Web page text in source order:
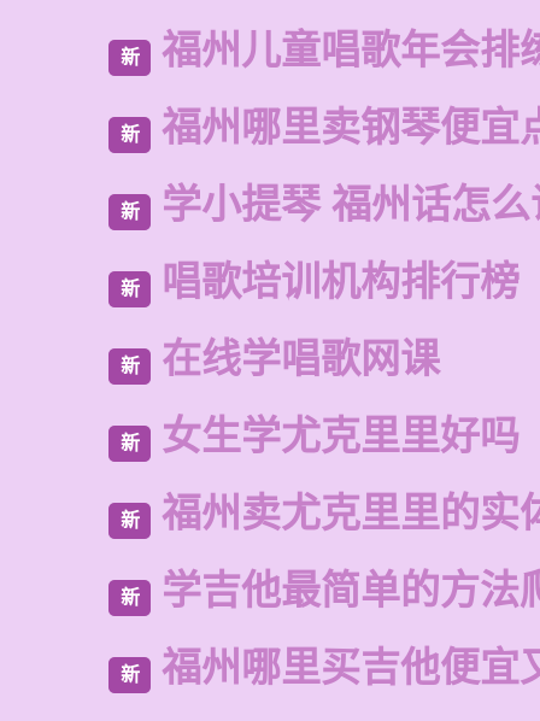
新 福州儿童唱歌年会排
新 福州哪里卖钢琴便宜
新 学小提琴 福州话怎
新 唱歌培训机构排行榜
新 在线学唱歌网课
新 女生学尤克里里好吗
新 福州卖尤克里里的实
新 学吉他最简单的方法
新 福州哪里买吉他便宜